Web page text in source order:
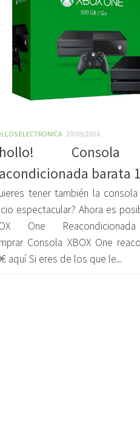
ELECTRONICA 20/09/2016
barata
tener también la
espectacular? Ahora es
One
Consola XBOX One
aquí Si eres de los que le...